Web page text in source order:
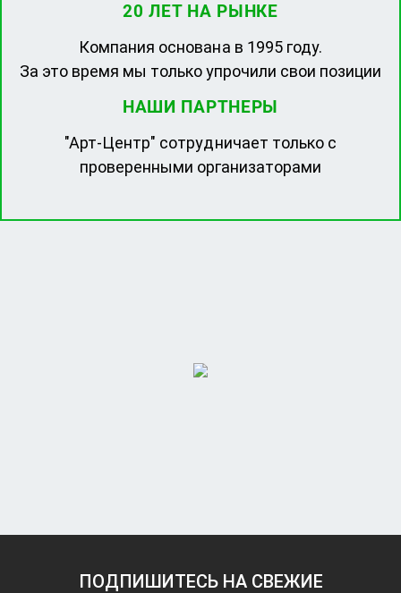
20 ЛЕТ НА РЫНКЕ
Компания основана в 1995 году.
За это время мы только упрочили свои позиции
НАШИ ПАРТНЕРЫ
"Арт-Центр" сотрудничает только с
проверенными организаторами
ПОДПИШИТЕСЬ НА СВЕЖИЕ